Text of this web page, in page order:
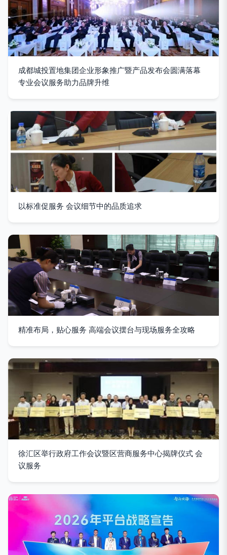
成都城投置地集团企业形象推广暨产品发布会圆满落幕
专业会议服务助力品牌升维
以标准促服务 会议细节中的品质追求
精准布局，贴心服务 高端会议摆台与现场服务全攻略
徐汇区举行政府工作会议暨区营商服务中心揭牌仪式 会
议服务